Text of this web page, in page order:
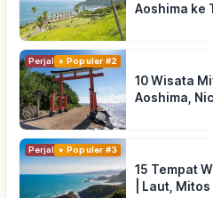
Aoshima ke
PerjalananPopuler #2
10 Wisata
Aoshima,
PerjalananPopuler #3
15 Tempat
| Laut,